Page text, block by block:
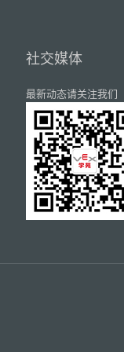
社交媒体
最新动态请关注我们